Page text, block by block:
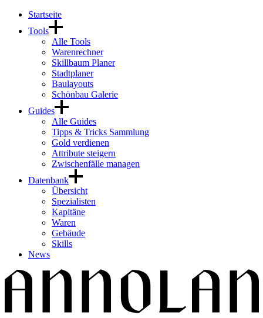
Startseite
Tools
Alle Tools
Warenrechner
Skillbaum Planer
Stadtplaner
Baulayouts
Schönbau Galerie
Guides
Alle Guides
Tipps & Tricks Sammlung
Gold verdienen
Attribute steigern
Zwischenfälle managen
Datenbank
Übersicht
Spezialisten
Kapitäne
Waren
Gebäude
Skills
News